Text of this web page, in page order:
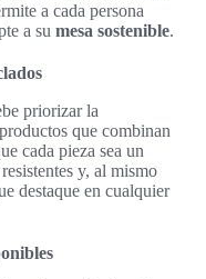
a cada persona
a su mesa sostenible.
priorizar la
que combinan
cada pieza sea un
y, al mismo
destaque en cualquier